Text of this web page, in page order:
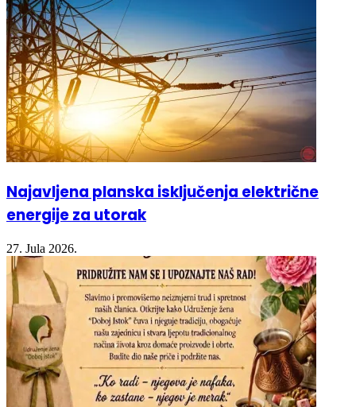
Najavljena planska isključenja električne
energije za utorak
27. Jula 2026.